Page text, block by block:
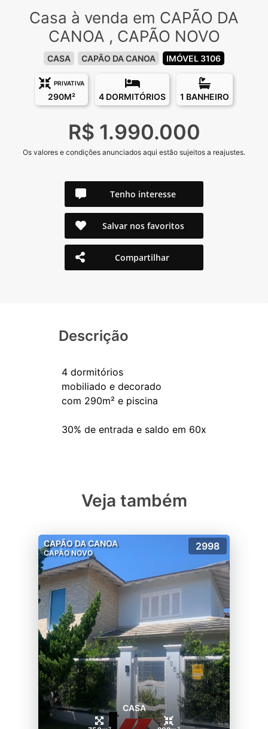
Casa à venda em CAPÃO DA
CANOA , CAPÃO NOVO
CASA CAPÃO DA CANOA IMÓVEL 3106
PRIVATIVA
290M² 4 DORMITÓRIOS 1 BANHEIRO
R$ 1.990.000
Os valores e condições anunciados aqui estão sujeitos a reajustes.
Tenho interesse
Salvar nos favoritos
Compartilhar
Descrição
4 dormitórios
mobiliado e decorado
com 290m² e piscina
Veja também
CAPÃO DA CANOA
CAPÃO NOVO
2998
CASA